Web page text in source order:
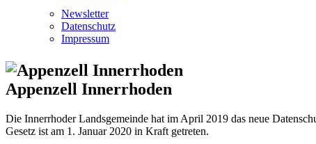
Newsletter
Datenschutz
Impressum
Appenzell Innerrhoden
Die Innerrhoder Landsgemeinde hat im April 2019 das neue
Gesetz ist am 1. Januar 2020 in Kraft getreten.